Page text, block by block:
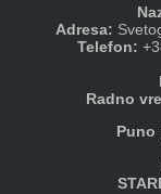
Adresa:
Telefon:
Radno
Puno